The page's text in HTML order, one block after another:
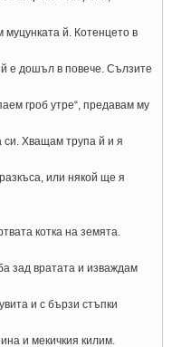
муцунката й. Котенцето в
е дошъл в повече. Сълзите
гроб утре“, предавам му
си. Хващам трупа й и я
или някой ще я
котка на земята.
зад вратата и изваждам
и с бързи стъпки
и мекичкия килим.